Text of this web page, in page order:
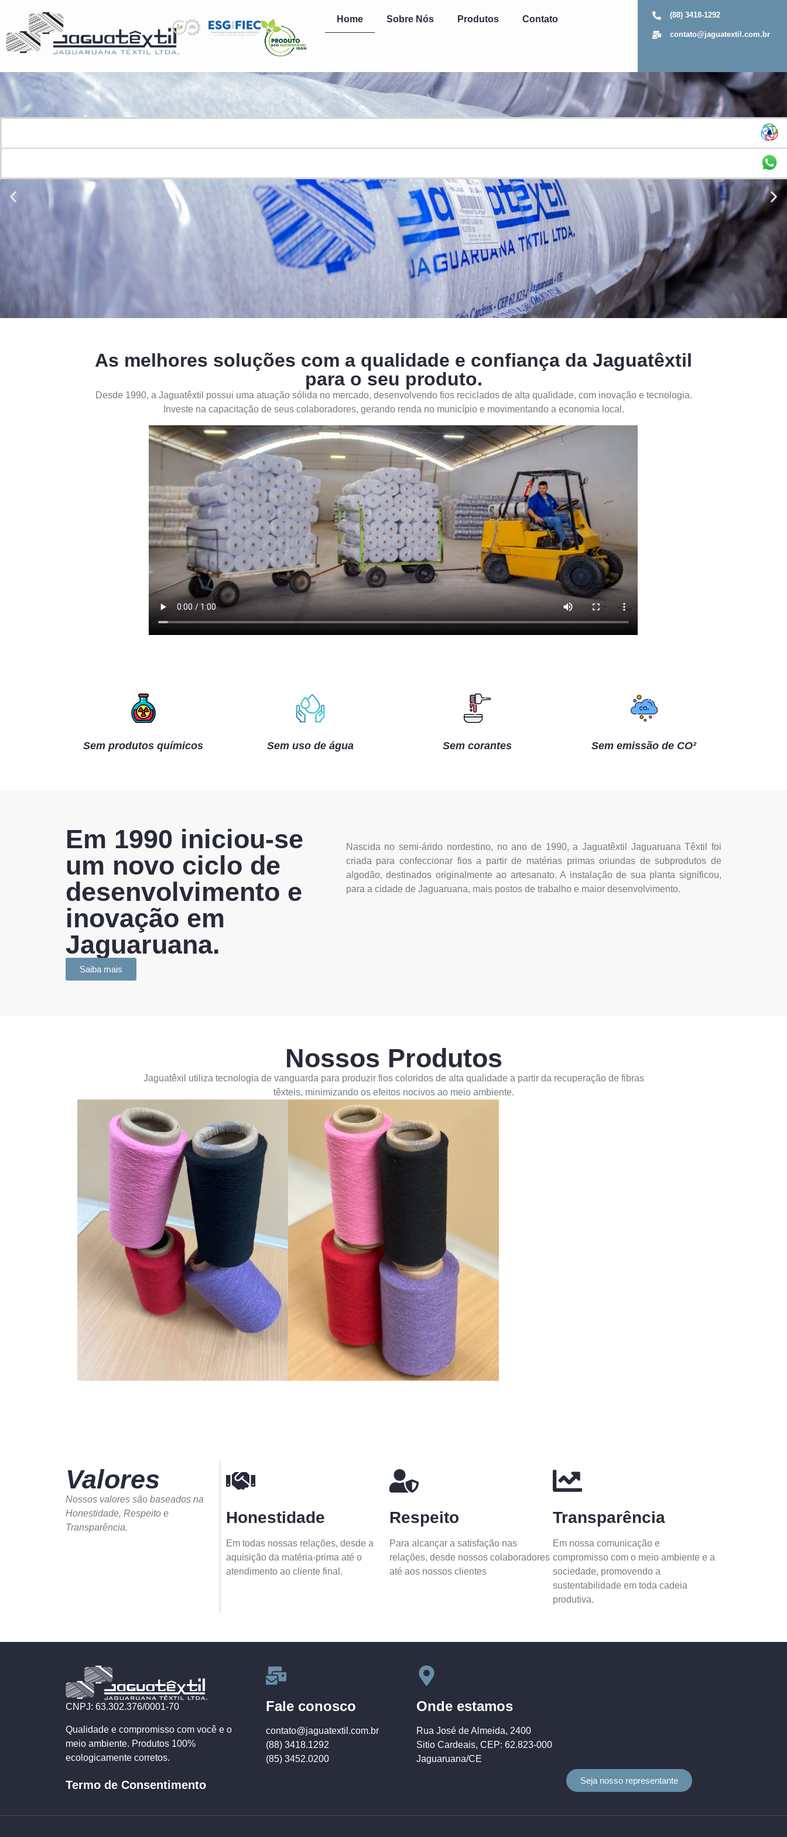
Home Sobre Nós Produtos Contato (88) 3418-1292
contato@jaguatextil.com.br
As melhores soluções com a qualidade e confiança da Jaguatêxtil
para o seu produto.
Desde 1990, a Jaguatêxtil possui uma atuação sólida no mercado, desenvolvendo fios reciclados de alta qualidade, com inovação e tecnologia.
Investe na capacitação de seus colaboradores, gerando renda no município e movimentando a economia local.
Sem produtos químicos Sem uso de água Sem corantes Sem emissão de CO²
Em 1990 iniciou-se
um novo ciclo de
desenvolvimento e
inovação em
Jaguaruana.
Saiba mais
Nascida no semi-árido nordestino, no ano de 1990, a Jaguatêxtil Jaguaruana Têxtil foi
criada para confeccionar fios a partir de matérias primas oriundas de subprodutos de
algodão, destinados originalmente ao artesanato. A instalação de sua planta significou,
para a cidade de Jaguaruana, mais postos de trabalho e maior desenvolvimento.
Nossos Produtos
Jaguatêxil utiliza tecnologia de vanguarda para produzir fios coloridos de alta qualidade a partir da recuperação de fibras
têxteis, minimizando os efeitos nocivos ao meio ambiente.
Valores
Nossos valores são baseados na
Honestidade, Respeito e
Transparência.
Honestidade
Em todas nossas relações, desde a
aquisição da matéria-prima até o
atendimento ao cliente final.
Respeito
Para alcançar a satisfação nas
relações, desde nossos colaboradores
até aos nossos clientes
Transparência
Em nossa comunicação e
compromisso com o meio ambiente e a
sociedade, promovendo a
sustentabilidade em toda cadeia
produtiva.
CNPJ: 63.302.376/0001-70
Qualidade e compromisso com você e o
meio ambiente. Produtos 100%
ecologicamente corretos.
Termo de Consentimento
Fale conosco
contato@jaguatextil.com.br
(88) 3418.1292
(85) 3452.0200
Onde estamos
Rua José de Almeida, 2400
Sitio Cardeais, CEP: 62.823-000
Jaguaruana/CE
Seja nosso representante